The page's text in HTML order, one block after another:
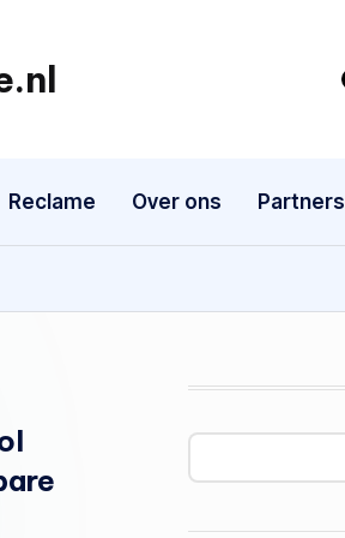
Reclame Over ons Partners